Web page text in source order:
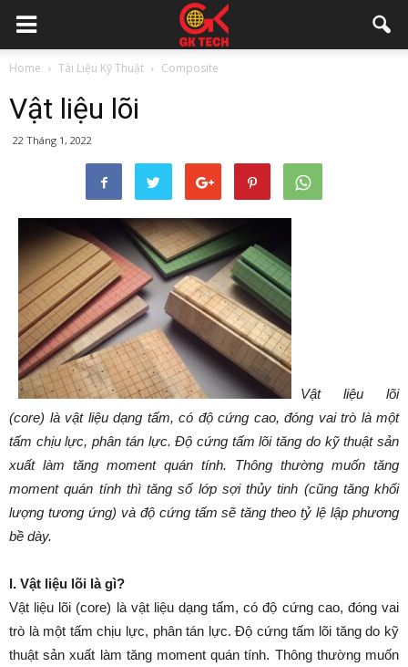
Home Tài Liệu Kỹ Thuật Composite
Vật liệu lõi
22 Tháng 1, 2022
Vật liệu lõi
(core) là vật liệu dạng tấm, có độ cứng cao, đóng vai trò là một
tấm chịu lực, phân tán lực. Độ cứng tấm lõi tăng do kỹ thuật sản
xuất làm tăng moment quán tính. Thông thường muốn tăng
moment quán tính thì tăng số lớp sợi thủy tinh (cũng tăng khối
lượng tương ứng) và độ cứng tấm sẽ tăng theo tỷ lệ lập phương
bề dày.
I. Vật liệu lõi là gì?
Vật liệu lõi (core) là vật liệu dạng tấm, có độ cứng cao, đóng vai
trò là một tấm chịu lực, phân tán lực. Độ cứng tấm lõi tăng do kỹ
thuật sản xuất làm tăng moment quán tính. Thông thường muốn